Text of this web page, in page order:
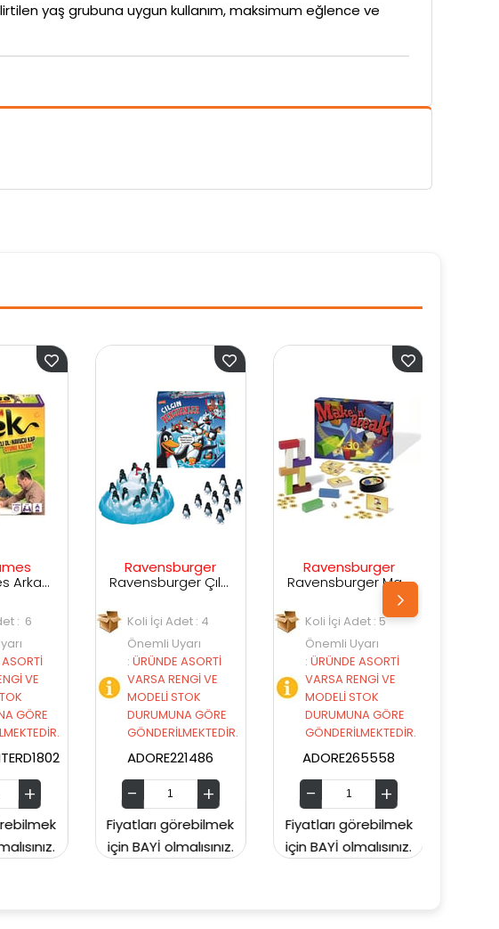
yaş grubuna uygun kullanım, maksimum eğlence ve
Ravensburger
Ravensburger Çılgın Penguenler Türkçe
Koli İçi Adet : 4
Önemli Uyarı
:ÜRÜNDE ASORTİ
VARSA RENGİ VE
MODELİ STOK
DURUMUNA GÖRE
GÖNDERİLMEKTEDİR.
ADORE221486
görebilmek
BAYİ olmalısınız.
Ravensburger
Ravensburger Make'n Break
Koli İçi Adet : 5
Önemli Uyarı
:ÜRÜNDE ASORTİ
VARSA RENGİ VE
MODELİ STOK
DURUMUNA GÖRE
GÖNDERİLMEKTEDİR.
ADORE265558
Fiyatları görebilmek
için BAYİ olmalısınız.
Ravensburger
Koli İçi Adet : 4
Önemli Uyarı
:ÜRÜNDE ASORTİ
VARSA RENGİ VE
MODELİ STOK
DURUMUNA GÖRE
GÖNDERİLMEKTEDİR.
ADORE265565
Fiyatları görebilmek
için BAYİ olmalısınız.